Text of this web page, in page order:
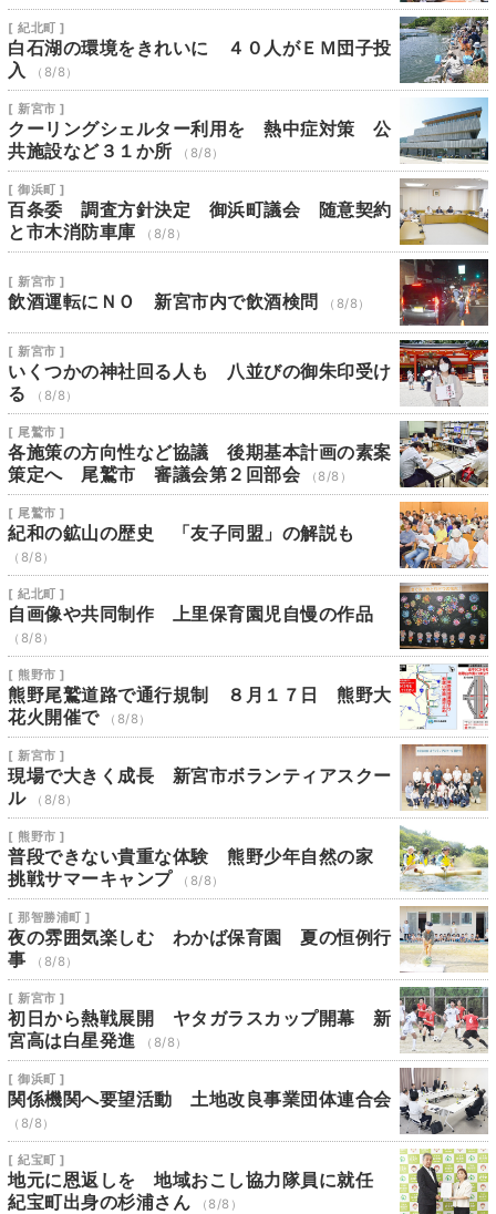
[ 紀北町 ]
白石湖の環境をきれいに ４０人がＥＭ団子投
入
（8/8）
[ 新宮市 ]
クーリングシェルター利用を 熱中症対策 公
共施設など３１か所
（8/8）
[ 御浜町 ]
百条委 調査方針決定 御浜町議会 随意契約
と市木消防車庫
（8/8）
[ 新宮市 ]
飲酒運転にＮＯ 新宮市内で飲酒検問 （8/8）
[ 新宮市 ]
いくつかの神社回る人も 八並びの御朱印受け
る
（8/8）
[ 尾鷲市 ]
各施策の方向性など協議 後期基本計画の素案
策定へ 尾鷲市 審議会第２回部会
（8/8）
[ 尾鷲市 ]
紀和の鉱山の歴史 「友子同盟」の解説も
（8/8）
[ 紀北町 ]
自画像や共同制作 上里保育園児自慢の作品
（8/8）
[ 熊野市 ]
熊野尾鷲道路で通行規制 ８月１７日 熊野大
花火開催で
（8/8）
[ 新宮市 ]
現場で大きく成長 新宮市ボランティアスクー
ル
（8/8）
[ 熊野市 ]
普段できない貴重な体験 熊野少年自然の家
挑戦サマーキャンプ
（8/8）
[ 那智勝浦町 ]
夜の雰囲気楽しむ わかば保育園 夏の恒例行
事
（8/8）
[ 新宮市 ]
初日から熱戦展開 ヤタガラスカップ開幕 新
宮高は白星発進
（8/8）
[ 御浜町 ]
関係機関へ要望活動 土地改良事業団体連合会
（8/8）
[ 紀宝町 ]
地元に恩返しを 地域おこし協力隊員に就任
紀宝町出身の杉浦さん
（8/8）